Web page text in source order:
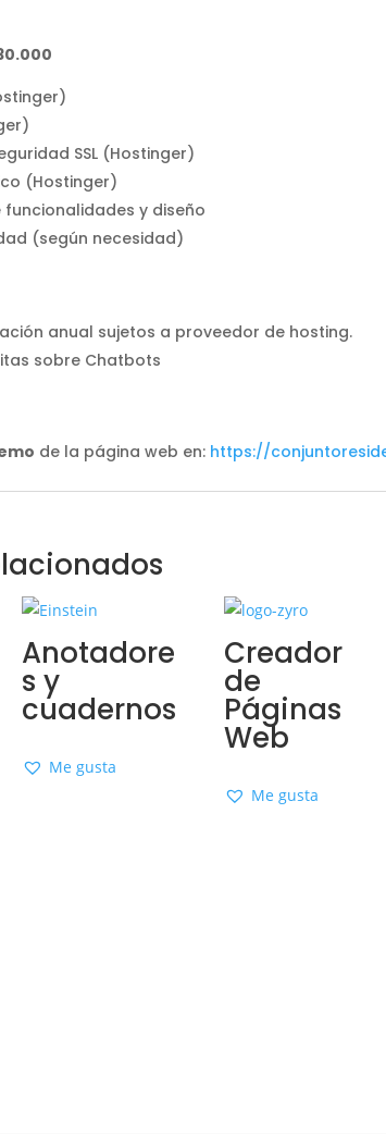
SSL (Hostinger)
(Hostinger)
y diseño
(según necesidad)
anual sujetos a proveedor de hosting.
sobre Chatbots
de la página web en: https://
Anotadore
s y
cuadernos
Me gusta
Creador
de
Páginas
Web
Me gusta